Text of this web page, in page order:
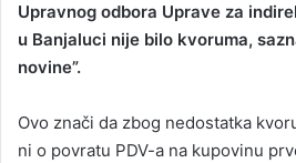
Upravnog odbora Uprave za
u Banjaluci nije bilo kvoruma,
novine”.
Ovo znači da zbog nedostatka
ni o povratu PDV-a na kupovinu